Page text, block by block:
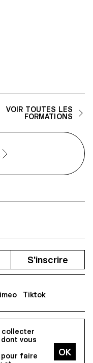
VOIR TOUTES LES
FORMATIONS
collecter
vous
faire
S'inscrire
Tiktok